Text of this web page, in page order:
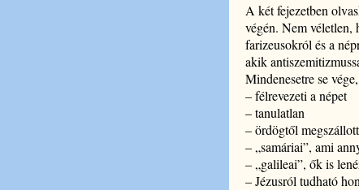
A két fejezetben
végén. Nem véletlen,
farizeusokról és a
akik
Mindenesetre se
– félrevezeti a népet
– tanulatlan
– ördögtől megszállott
– „samáriai”, ami
– „galileai”, ők is
– Jézusról tudható